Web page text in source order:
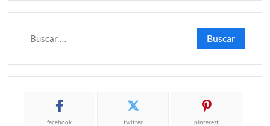
Buscar:
facebook twitter pinterest